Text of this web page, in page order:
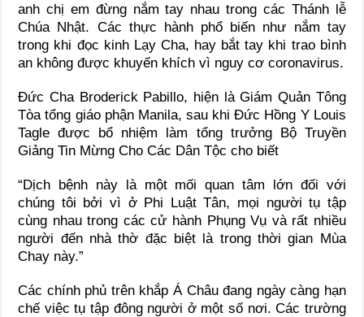
anh chị em đừng nắm tay nhau trong các Thánh lễ
Chúa Nhật. Các thực hành phổ biến như nắm tay
trong khi đọc kinh Lạy Cha, hay bắt tay khi trao bình
an không được khuyến khích vì nguy cơ coronavirus.
Đức Cha Broderick Pabillo, hiện là Giám Quản Tông
Tòa tổng giáo phận Manila, sau khi Đức Hồng Y Louis
Tagle được bổ nhiệm làm tổng trưởng Bộ Truyền
Giảng Tin Mừng Cho Các Dân Tộc cho biết
“Dịch bệnh này là một mối quan tâm lớn đối với
chúng tôi bởi vì ở Phi Luật Tân, mọi người tụ tập
cùng nhau trong các cử hành Phụng Vụ và rất nhiều
người đến nhà thờ đặc biệt là trong thời gian Mùa
Chay này.”
Các chính phủ trên khắp Á Châu đang ngày càng hạn
chế việc tụ tập đông người ở một số nơi. Các trường